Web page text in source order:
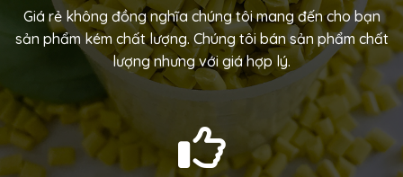
Giá rẻ không đồng nghĩa chúng tôi mang đến cho bạn
sản phẩm kém chất lượng. Chúng tôi bán sản phẩm chất
lượng nhưng với giá hợp lý.